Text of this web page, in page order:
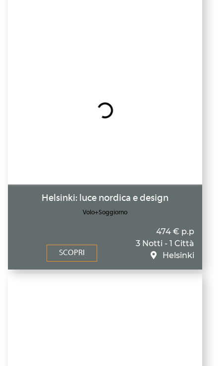
Helsinki: luce nordica e design
Volo+Soggiorno
SCOPRI
474 € p.p
3 Notti - 1 Città
Helsinki